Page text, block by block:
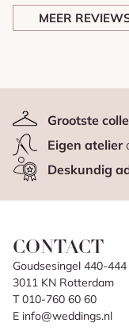
MEER
Grootste
Eigen atelier
Deskundig
CONTACT
Goudsesingel 440-
3011 KN Rotterdam
T 010-760 60 60
E info@weddings.nl